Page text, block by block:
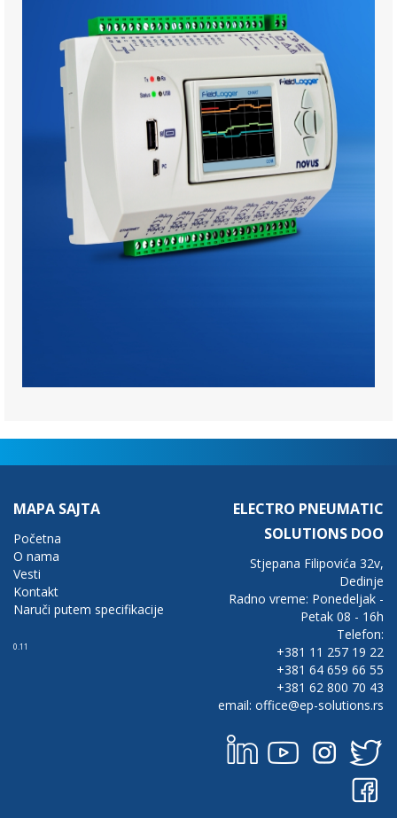
MAPA SAJTA
Početna
O nama
Vesti
Kontakt
Naruči putem specifikacije
0.11
ELECTRO PNEUMATIC
SOLUTIONS DOO
Stjepana Filipovića 32v,
Dedinje
Radno vreme: Ponedeljak -
Petak 08 - 16h
Telefon:
+381 11 257 19 22
+381 64 659 66 55
+381 62 800 70 43
email: office@ep-solutions.rs